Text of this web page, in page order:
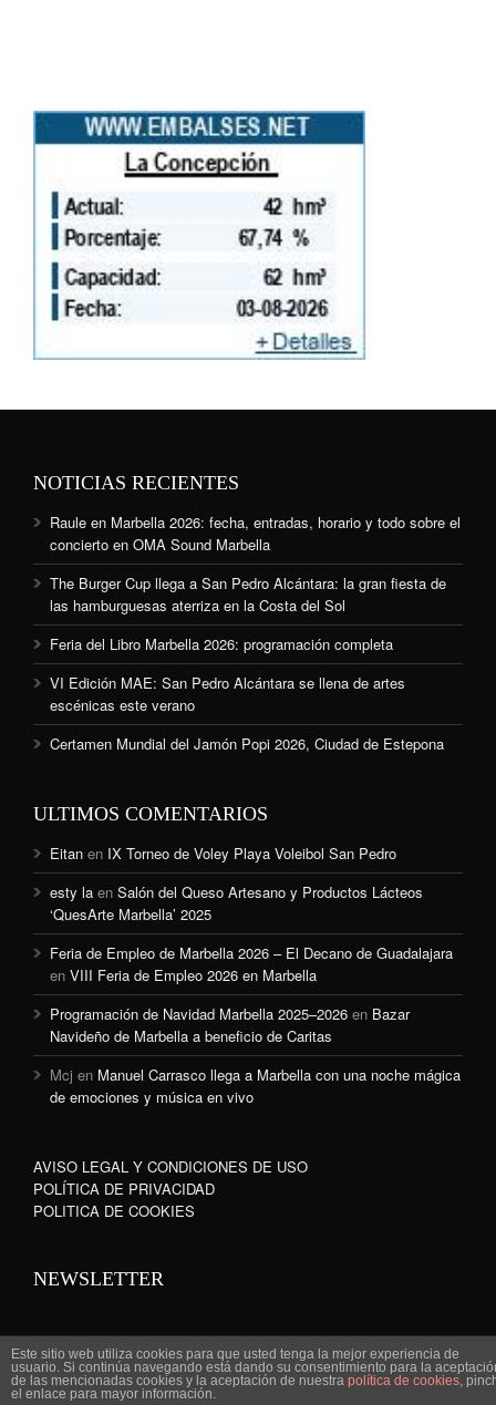
NOTICIAS RECIENTES
Raule en Marbella 2026: fecha, entradas, horario y todo sobre el
concierto en OMA Sound Marbella
The Burger Cup llega a San Pedro Alcántara: la gran fiesta de
las hamburguesas aterriza en la Costa del Sol
Feria del Libro Marbella 2026: programación completa
VI Edición MAE: San Pedro Alcántara se llena de artes
escénicas este verano
Certamen Mundial del Jamón Popi 2026, Ciudad de Estepona
ULTIMOS COMENTARIOS
Eitan en IX Torneo de Voley Playa Voleibol San Pedro
esty la en Salón del Queso Artesano y Productos Lácteos
‘QuesArte Marbella’ 2025
Feria de Empleo de Marbella 2026 – El Decano de Guadalajara
en VIII Feria de Empleo 2026 en Marbella
Programación de Navidad Marbella 2025–2026 en Bazar
Navideño de Marbella a beneficio de Caritas
Mcj en Manuel Carrasco llega a Marbella con una noche mágica
de emociones y música en vivo
AVISO LEGAL Y CONDICIONES DE USO
POLÍTICA DE PRIVACIDAD
POLITICA DE COOKIES
NEWSLETTER
www.marbella-sanpedro.com 2010©
Este sitio web utiliza cookies para que usted tenga la mejor experiencia de
usuario. Si continúa navegando está dando su consentimiento para la
de las mencionadas cookies y la aceptación de nuestra política de cookies,
el enlace para mayor información.